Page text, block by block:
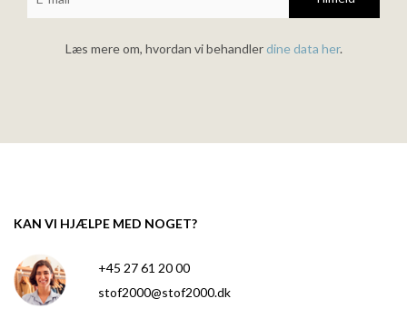
Læs mere om, hvordan vi behandlerdine data her.
KAN VI HJÆLPE MED NOGET?
+45 27 61 20 00
stof2000@stof2000.dk